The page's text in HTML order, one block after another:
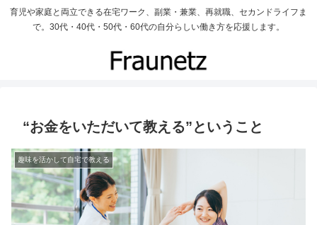
育児や家庭と両立できる在宅ワーク、副業・兼業、再就職、セカンドライフま
で。30代・40代・50代・60代の自分らしい働き方を応援します。
“お金をいただいて教える”ということ
趣味を活かして自宅で教える